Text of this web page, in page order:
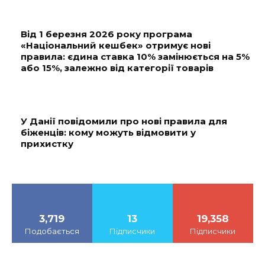
Від 1 березня 2026 року програма
«Національний кешбек» отримує нові
правила: єдина ставка 10% замінюється на 5%
або 15%, залежно від категорії товарів
У Данії повідомили про нові правила для
біженців: кому можуть відмовити у
прихистку
3,719
Подобається
13
Підписчики
19,358
Підписчики